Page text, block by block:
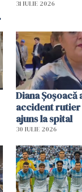
31 IULIE 2026
Diana Șoșoacă
accident rutier
ajuns la spital
30 IULIE 2026